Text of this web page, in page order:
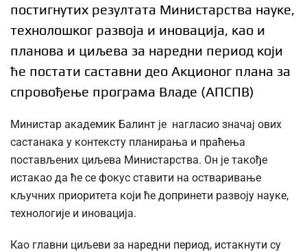
постигнутих резултата Министарства науке,
технолошког развоја и иновација, као и
планова и циљева за наредни период који
ће постати саставни део Акционог плана за
спровођење програма Владе (АПСПВ)
Министар академик Балинт је нагласио значај ових
састанака у контексту планирања и праћења
постављених циљева Министарства. Он је такође
истакао да ће се фокус ставити на остваривање
кључних приоритета који ће допринети развоју науке,
технологије и иновација.
Као главни циљеви за наредни период, истакнути су